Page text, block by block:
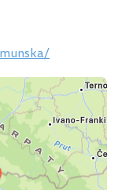
6 Baia Mare
7 Sighetu Marmatiei
Mare